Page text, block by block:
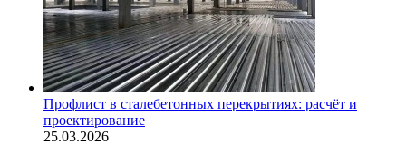
Профлист в сталебетонных перекрытиях: расчёт и
проектирование
25.03.2026